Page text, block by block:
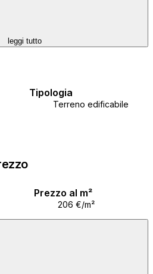
leggi tutto
Tipologia
Terreno edificabile
Prezzo al m²
206 €/m²